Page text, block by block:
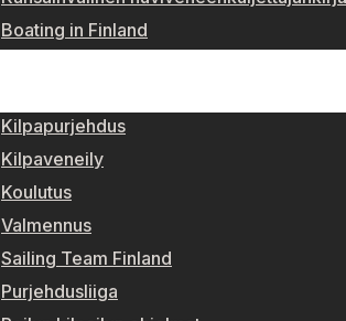
Boating in Finland
Kilpapurjehdus
Kilpaveneily
Koulutus
Valmennus
Sailing Team Finland
Purjehdusliiga